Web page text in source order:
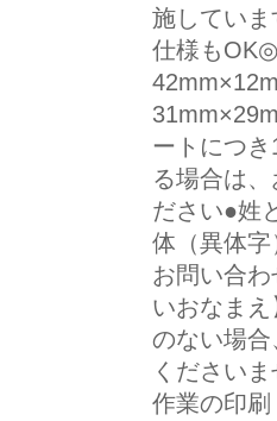
施してい
仕様も
ートにつ
る場合は
ださい●姓
体（異体
お問い合
いおなま
のない場
ください
作業の印